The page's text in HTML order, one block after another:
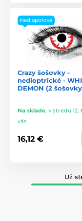
Nedioptrické
Crazy šošovky -
nedioptrické -
DEMON (2
Na sklade, v stredu 12.
vás
16,12 €
Už